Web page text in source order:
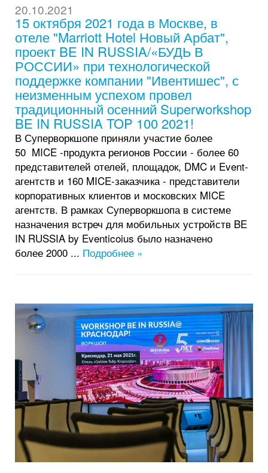
20.10.2021
15 октября 2021 года в Москве, в
отеле "Marriott Hotel Новый Арбат",
проект BE IN RUSSIA/«БУДЬ В
РОССИИ» при технологической
поддержке компании "Ивентишес", с
неизменным успехом провел
традиционный осенний Superworkshop
BE IN RUSSIA TOP 100 2021!
В Суперворкшопе приняли участие более
50 MICE -продукта регионов России - более 60
представителей отелей, площадок, DMC и Event-
агентств и 160 MICE-заказчика - представители
корпоративных клиентов и московских MICE
агентств. В рамках Суперворкшопа в системе
назначения встреч для мобильных устройств BE
IN RUSSIA by Eventicoius было назначено
более 2000 ... Подробнее »